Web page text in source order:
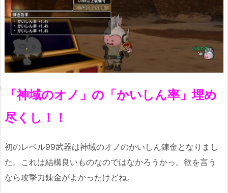
「神域のオノ」の「かいしん率」埋め
尽くし！！
初のレベル99武器は神域のオノのかいしん錬金となりまし
た。これは結構良いものなのではなかろうかっ。欲を言う
なら攻撃力錬金がよかったけどね。